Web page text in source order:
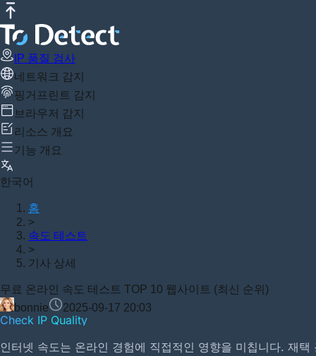
IP 품질 검사
네트워크 감지
핑거프린트 감지
브라우저 감지
리소스 개요
기능 개요
한국어
홈
>
속도 테스트
>
기사 상세
무료 온라인 속도 테스트 TOP 10 웹사이트 (최신 순위)
bonnie
2025-09-17 20:03
Check IP Quality
인터넷 속도는 온라인 경험에 직접적인 영향을 미칩니다. 재